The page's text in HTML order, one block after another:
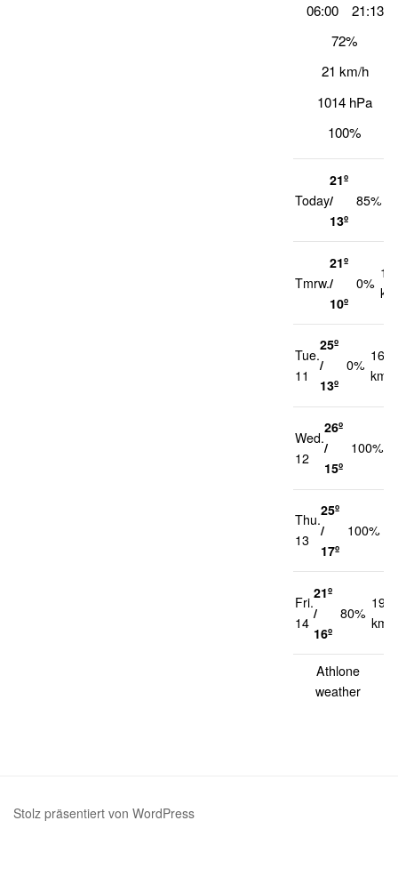
06:00
21:13
72%
21 km/h
1014 hPa
100%
Today
21º
/
13º
85%
Tmrw.
21º
/
10º
0%
12
Tue.
11
25º
/
13º
0%
16
km/h
Wed.
12
26º
/
15º
100%
Thu.
13
25º
/
17º
100%
Fri.
14
21º
/
16º
80%
19
km/h
Athlone
weather
Stolz präsentiert von WordPress